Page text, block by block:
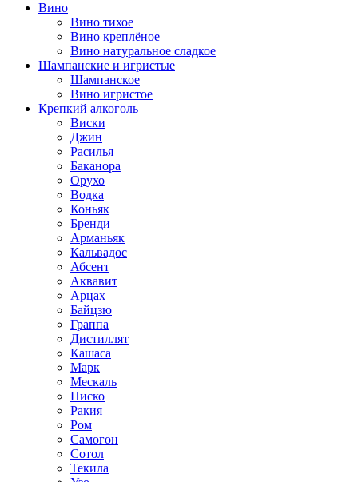
Вино
Вино тихое
Вино креплёное
Вино натуральное сладкое
Шампанские и игристые
Шампанское
Вино игристое
Крепкий алкоголь
Виски
Джин
Расилья
Баканора
Орухо
Водка
Коньяк
Бренди
Арманьяк
Кальвадос
Абсент
Аквавит
Арцах
Байцзю
Граппа
Дистиллят
Кашаса
Марк
Мескаль
Писко
Ракия
Ром
Самогон
Сотол
Текила